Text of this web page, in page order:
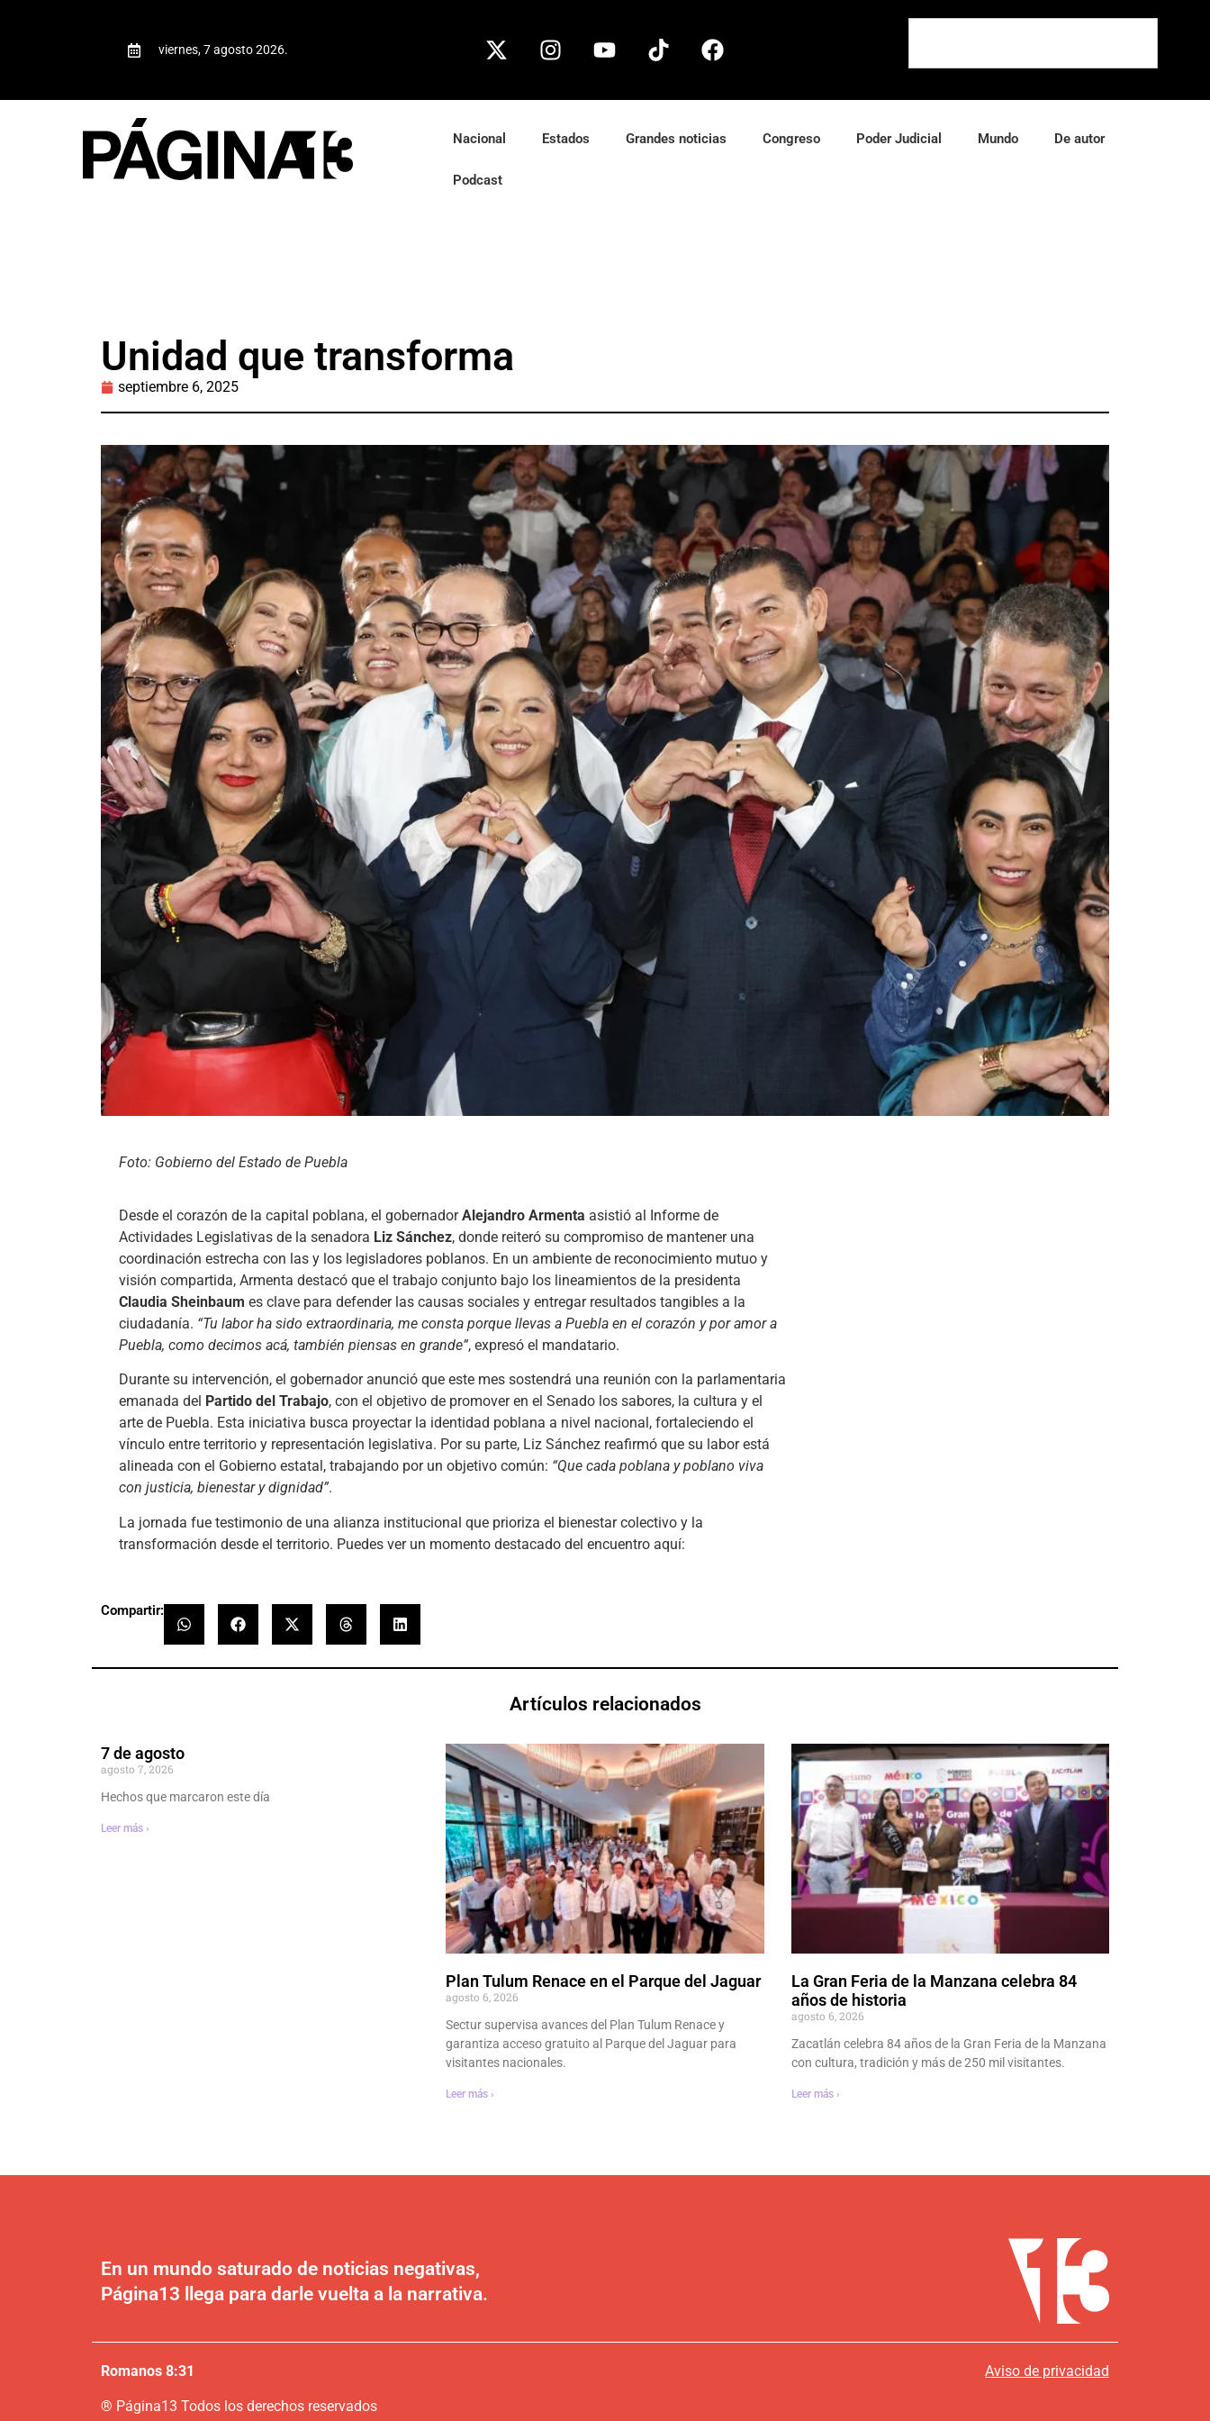
viernes, 7 agosto 2026.
Nacional Estados Grandes noticias Congreso Poder Judicial Mundo De autor
Podcast
Unidad que transforma
septiembre 6, 2025
Foto: Gobierno del Estado de Puebla
Desde el corazón de la capital poblana, el gobernadorAlejandro Armenta asistió al Informe de
Actividades Legislativas de la senadora Liz Sánchez, donde reiteró su compromiso de mantener una
coordinación estrecha con las y los legisladores poblanos. En un ambiente de reconocimiento mutuo y
visión compartida, Armenta destacó que el trabajo conjunto bajo los lineamientos de la presidenta
Claudia Sheinbaum es clave para defender las causas sociales y entregar resultados tangibles a la
ciudadanía. “Tu labor ha sido extraordinaria, me consta porque llevas a Puebla en el corazón y por amor a
Puebla, como decimos acá, también piensas en grande”, expresó el mandatario.
Durante su intervención, el gobernador anunció que este mes sostendrá una reunión con la parlamentaria
emanada del Partido del Trabajo, con el objetivo de promover en el Senado los sabores, la cultura y el
arte de Puebla. Esta iniciativa busca proyectar la identidad poblana a nivel nacional, fortaleciendo el
vínculo entre territorio y representación legislativa. Por su parte, Liz Sánchez reafirmó que su labor está
alineada con el Gobierno estatal, trabajando por un objetivo común: “Que cada poblana y poblano viva
con justicia, bienestar y dignidad”.
La jornada fue testimonio de una alianza institucional que prioriza el bienestar colectivo y la
transformación desde el territorio. Puedes ver un momento destacado del encuentro aquí:
Compartir:
Artículos relacionados
7 de agosto
agosto 7, 2026
Hechos que marcaron este día
Leer más ›
Plan Tulum Renace en el Parque del Jaguar
agosto 6, 2026
Sectur supervisa avances del Plan Tulum Renace y
garantiza acceso gratuito al Parque del Jaguar para
visitantes nacionales.
Leer más ›
La Gran Feria de la Manzana celebra 84
años de historia
agosto 6, 2026
Zacatlán celebra 84 años de la Gran Feria de la Manzana
con cultura, tradición y más de 250 mil visitantes.
Leer más ›
En un mundo saturado de noticias negativas,
Página13 llega para darle vuelta a la narrativa.
Romanos 8:31
® Página13 Todos los derechos reservados
Aviso de privacidad